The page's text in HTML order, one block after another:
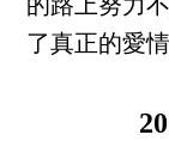
的路上努力
了真正的愛情